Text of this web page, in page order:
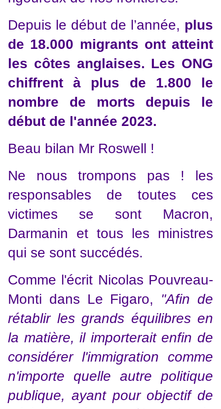
Depuis le début de l’année, plus
de 18.000 migrants ont atteint
les côtes anglaises. Les ONG
chiffrent à plus de 1.800 le
nombre de morts depuis le
début de l'année 2023.
Beau bilan Mr Roswell !
Ne nous trompons pas ! les
responsables de toutes ces
victimes se sont Macron,
Darmanin et tous les ministres
qui se sont succédés.
Comme l'écrit Nicolas Pouvreau-
Monti dans Le Figaro, ''Afin de
rétablir les grands équilibres en
la matière, il importerait enfin de
considérer l'immigration comme
n'importe quelle autre politique
publique, ayant pour objectif de